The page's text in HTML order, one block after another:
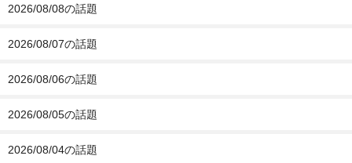
2026/08/08の話題
2026/08/07の話題
2026/08/06の話題
2026/08/05の話題
2026/08/04の話題